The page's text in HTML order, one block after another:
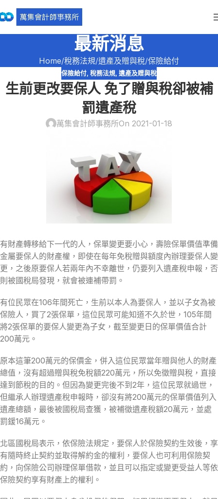
最新消息
Home 稅務法規 遺產及贈與稅 保險給付
保險給付, 稅務法規, 遺產及贈與稅
生前更改要保人 免了贈與稅卻被補
罰遺產稅
萬集會計師事務所On 2021-01-18
有財產轉移給下一代的人，保單變更要小心，壽險保單價值準備
金屬要保人的財產權，即使在每年免稅贈與額度內辦理要保人變
更，之後原要保人若兩年內不幸離世，仍要列入遺產稅申報，否
則被國稅局發現，就會被連補帶罰。
有位民眾在106年間死亡，生前以本人為要保人，並以子女為被
保險人，買了2張保單，這位民眾可能知道不久於世，105年間
將2張保單的要保人變更為子女，截至變更日的保單價值合計
200萬元。
原本這筆200萬元的保價金，併入這位民眾當年贈與他人的財產
總值，沒有超過贈與稅免稅額220萬元，所以免徵贈與稅，直接
達到節稅的目的。但因為變更完後不到2年，這位民眾就過世，
但繼承人辦理遺產稅申報時，卻沒有將200萬元的保單價值列入
遺產總額，最後被國稅局查獲，被補徵遺產稅額20萬元，並處
罰鍰16萬元。
北區國稅局表示，依保險法規定，要保人於保險契約生效後，享
有隨時終止契約並取得解約金的權利，要保人也可利用保險契
約，向保險公司辦理保單借款，並且可以指定或變更受益人等依
保險契約享有財產上的權利。